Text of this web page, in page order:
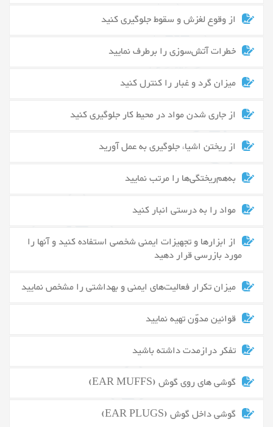
از وقوع لغزش و سقوط جلوگیری کنید
خطرات آتش‌سوزی را برطرف نمایید
میزان گرد و غبار را کنترل کنید
از جاری شدن مواد در محیط کار جلوگیری کنید
از ریختن اشیاء جلوگیری به عمل آورید
به‌هم‌ریختگی‌ها را مرتب نمایید
مواد را به درستی انبار کنید
از ابزارها و تجهیزات ایمنی شخصی استفاده کنید و آنها را
مورد بازرسی قرار دهید
میزان تکرار فعالیت‌های ایمنی و بهداشتی را مشخص نمایید
قوانین مدوّن تهیه نمایید
تفکر درازمدت داشته باشید
گوشی های روی گوش (EAR MUFFS)
گوشی داخل گوش (EAR PLUGS)